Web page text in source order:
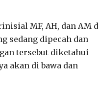
MF, AH, dan AM
sedang dipecah dan
tersebut diketahui
akan di bawa dan